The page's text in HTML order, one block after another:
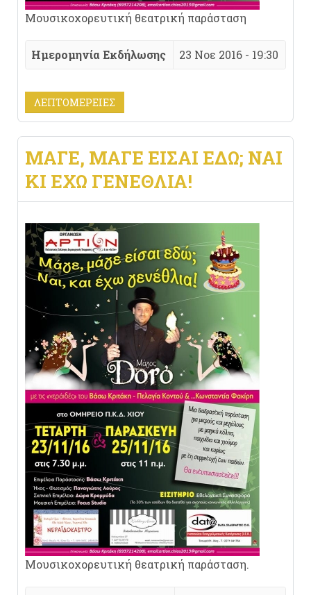
Μουσικοχορευτική θεατρική παράσταση
Ημερομηνία Εκδήλωσης 23 Νοε 2016 - 19:30
ΛΕΠΤΟΜΈΡΕΙΕΣ
ΜΆΓΕ, ΜΆΓΕ ΕΊΣΑΙ ΕΔΏ; ΝΑΙ
ΚΙ ΈΧΩ ΓΕΝΈΘΛΙΑ!
Μουσικοχορευτική θεατρική παράσταση.